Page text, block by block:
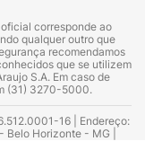
corresponde ao
qualquer outro que
recomendamos
que se utilizem
S.A. Em caso de
(31) 3270-5000.
16 | Endereço:
Horizonte - MG |